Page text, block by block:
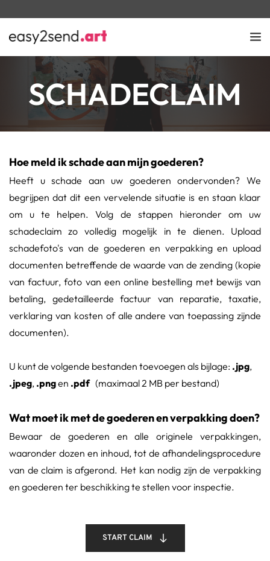
SCHADECLAIM
Hoe meld ik schade aan mijn goederen?
Heeft u schade aan uw goederen ondervonden? We
begrijpen dat dit een vervelende situatie is en staan klaar
om u te helpen. Volg de stappen hieronder om uw
schadeclaim zo volledig mogelijk in te dienen. Upload
schadefoto's van de goederen en verpakking en upload
documenten betreffende de waarde van de zending (kopie
van factuur, foto van een online bestelling met bewijs van
betaling, gedetailleerde factuur van reparatie, taxatie,
verklaring van kosten of alle andere van toepassing zijnde
documenten).
U kunt de volgende bestanden toevoegen als bijlage: .jpg
.jpeg, .png en .pdf (maximaal 2 MB per bestand)
Wat moet ik met de goederen en verpakking doen?
Bewaar de goederen en alle originele verpakkingen,
waaronder dozen en inhoud, tot de afhandelingsprocedure
van de claim is afgerond. Het kan nodig zijn de verpakking
en goederen ter beschikking te stellen voor inspectie.
START CLAIM